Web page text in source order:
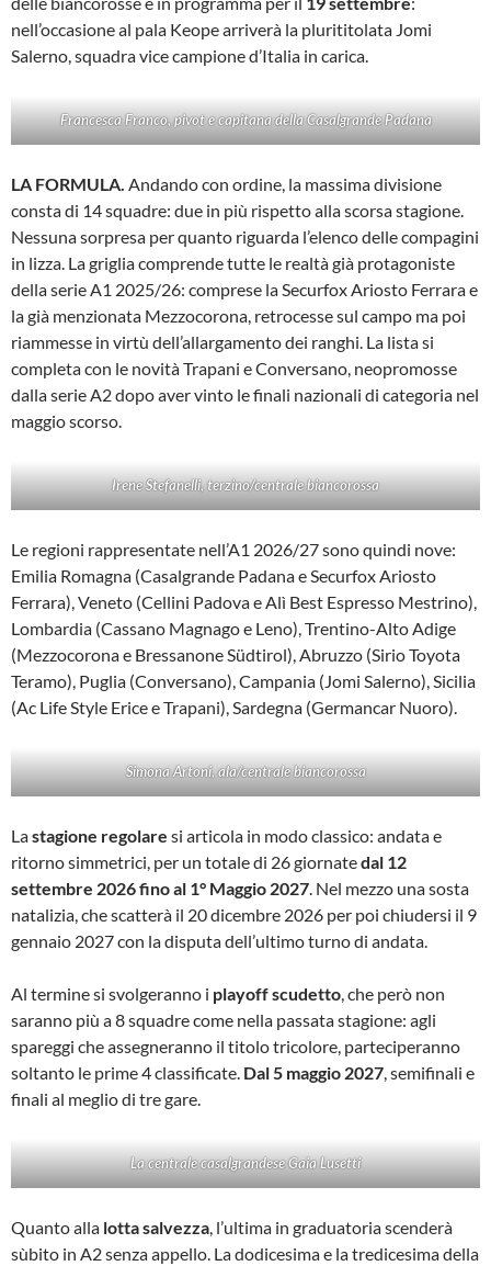
nell’occasione al pala Keope arriverà la plurititolata Jomi
Salerno, squadra vice campione d’Italia in carica.
Francesca Franco, pivot e capitana della Casalgrande Padana
LA FORMULA. Andando con ordine, la massima divisione
consta di 14 squadre: due in più rispetto alla scorsa stagione.
Nessuna sorpresa per quanto riguarda l’elenco delle compagini
in lizza. La griglia comprende tutte le realtà già protagoniste
della serie A1 2025/26: comprese la Securfox Ariosto Ferrara e
la già menzionata Mezzocorona, retrocesse sul campo ma poi
riammesse in virtù dell’allargamento dei ranghi. La lista si
completa con le novità Trapani e Conversano, neopromosse
dalla serie A2 dopo aver vinto le finali nazionali di categoria nel
maggio scorso.
Irene Stefanelli, terzino/centrale biancorossa
Le regioni rappresentate nell’A1 2026/27 sono quindi nove:
Emilia Romagna (Casalgrande Padana e Securfox Ariosto
Ferrara), Veneto (Cellini Padova e Alì Best Espresso Mestrino),
Lombardia (Cassano Magnago e Leno), Trentino-Alto Adige
(Mezzocorona e Bressanone Südtirol), Abruzzo (Sirio Toyota
Teramo), Puglia (Conversano), Campania (Jomi Salerno), Sicilia
(Ac Life Style Erice e Trapani), Sardegna (Germancar Nuoro).
Simona Artoni, ala/centrale biancorossa
Lastagione regolare si articola in modo classico: andata e
ritorno simmetrici, per un totale di 26 giornatedal 12
settembre 2026 fino al 1° Maggio 2027. Nel mezzo una sosta
natalizia, che scatterà il 20 dicembre 2026 per poi chiudersi il 9
gennaio 2027 con la disputa dell’ultimo turno di andata.
Al termine si svolgeranno i playoff scudetto, che però non
saranno più a 8 squadre come nella passata stagione: agli
spareggi che assegneranno il titolo tricolore, parteciperanno
soltanto le prime 4 classificate. Dal 5 maggio 2027, semifinali e
finali al meglio di tre gare.
La centrale casalgrandese Gaia Lusetti
Quanto alla lotta salvezza, l’ultima in graduatoria scenderà
sùbito in A2 senza appello. La dodicesima e la tredicesima della